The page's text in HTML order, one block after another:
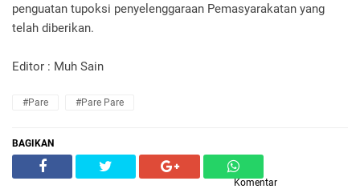
penguatan tupoksi penyelenggaraan Pemasyarakatan yang
telah diberikan.
Editor : Muh Sain
#Pare #Pare Pare
BAGIKAN
Komentar